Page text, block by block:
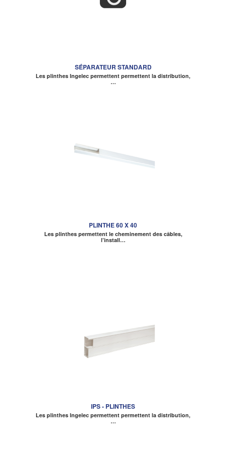
SÉPARATEUR STANDARD
Les plinthes Ingelec permettent permettent la distribution,
…
PLINTHE 60 X 40
Les plinthes permettent le cheminement des câbles,
l’install…
IPS - PLINTHES
Les plinthes Ingelec permettent permettent la distribution,
…